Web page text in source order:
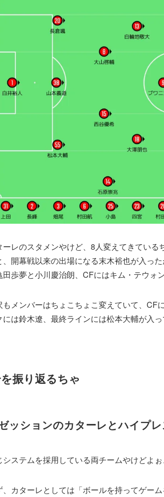
ーレのスタメンやけど、8人変えてきてい
、開幕戦以来の出場になる末木裕也が入っ
田歩夢と小川慶治朗、CFにはキム・テウォ
もメンバーはちょこちょこ変えていて、CF
には鈴木遼、最終ラインには松本大輔が入
振り返るちゃ
ッションのカターレとハイプ
システムを採用している両チームやけどよぉ
、カターレとしては「ボールを持ってゲー